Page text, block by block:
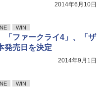
2014年6月10日
WIN
「ファークライ4」、「ザ
発売日を決定
2014年9月1日
WIN